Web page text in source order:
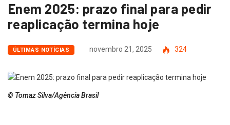
Enem 2025: prazo final para pedir
reaplicação termina hoje
ÚLTIMAS NOTÍCIAS novembro 21, 2025 324
© Tomaz Silva/Agência Brasil